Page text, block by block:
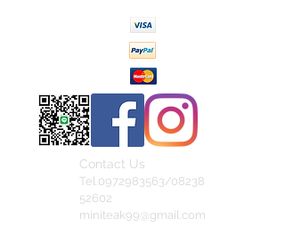
Contact Us
Tel.0972983563/08238
52602
miniteak99@gmail.com